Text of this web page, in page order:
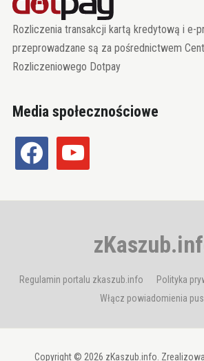
Rozliczenia transakcji kartą kredytową i e-
przeprowadzane są za pośrednictwem
Rozliczeniowego Dotpay
Media społecznościowe
facebook youtube
Regulamin portalu zkaszub.info Polityka
Włącz powiadomienia
Copyright © 2026 zKaszub.info.